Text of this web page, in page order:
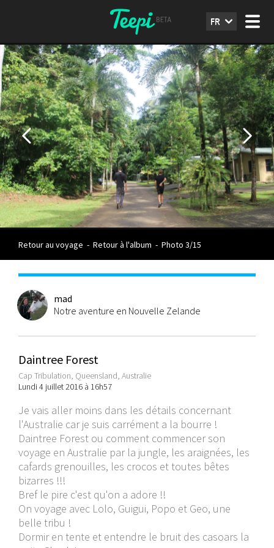
FR
Retour au voyage - Retour à l'album - Photo 3/15
mad
Notre aventure en Nouvelle Zelande
Daintree Forest
Cap Tribulation, Queensland, Australie
Lundi 4 juillet 2016 à 16h57
Je vais aller moins dans les détails concernant
l'Australie car je suis carrément a la bourre !
Daintree Forest ou comment commencer son
voyage en Australie par la jungle, les araignées, les
cafards grenouilles, les crocos et toutes bêtes
bizarres !!!
Bref le pire c'est qu'on a adore !!
On voyage avec Lolo, Guigui, Popo et Geo, une
belle tribu !
Dormir en tente et entendre le bruit des casoars la